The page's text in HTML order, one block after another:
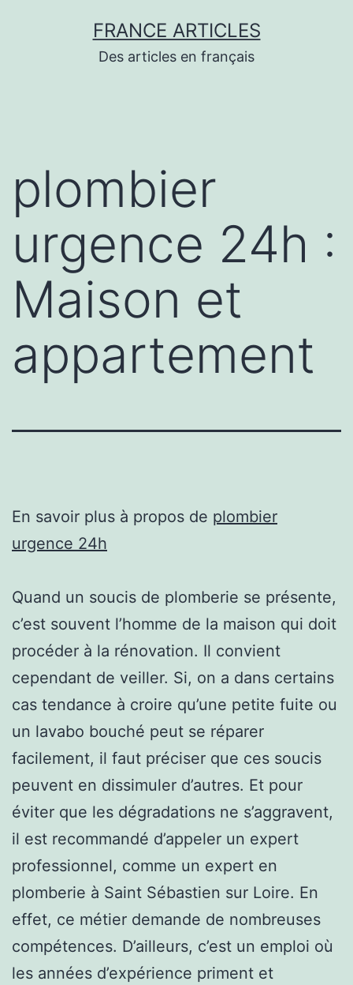
FRANCE ARTICLES
Des articles en français
plombier
urgence 24h :
Maison et
appartement
En savoir plus à propos de plombier
urgence 24h
Quand un soucis de plomberie se présente,
c’est souvent l’homme de la maison qui doit
procéder à la rénovation. Il convient
cependant de veiller. Si, on a dans certains
cas tendance à croire qu’une petite fuite ou
un lavabo bouché peut se réparer
facilement, il faut préciser que ces soucis
peuvent en dissimuler d’autres. Et pour
éviter que les dégradations ne s’aggravent,
il est recommandé d’appeler un expert
professionnel, comme un expert en
plomberie à Saint Sébastien sur Loire. En
effet, ce métier demande de nombreuses
compétences. D’ailleurs, c’est un emploi où
les années d’expérience priment et